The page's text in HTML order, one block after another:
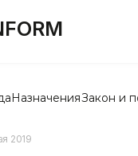
НазначенияЗакон и
2019